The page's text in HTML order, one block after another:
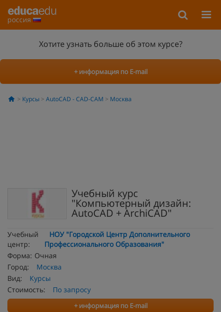
россия
Хотите узнать больше об этом курсе?
+ информация по E-mail
Курсы AutoCAD - CAD-CAM Москва
Учебный курс
″Компьютерный дизайн:
AutoCAD + ArchiCAD″
Учебный
центр:
НОУ "Городской Центр Дополнительного
Профессионального Образования"
Форма: Очная
Город:
Москва
Вид:
Курсы
Стоимость:
По запросу
+ информация по E-mail